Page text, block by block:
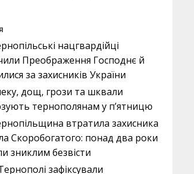
нацгвардійці
Преображення Господнє й
за захисників України
дощ, грози та шквали
тернополянам у п’ятницю
втратила захисника
Скоробогатого: понад два роки
зниклим безвісти
зафіксували